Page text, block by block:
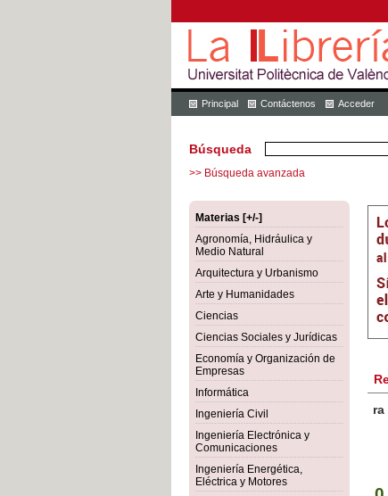
Principal Contáctenos Acceder
Búsqueda
>> Búsqueda avanzada
Materias [+/-]
Agronomía, Hidráulica y
Medio Natural
Arquitectura y Urbanismo
Arte y Humanidades
Ciencias
Ciencias Sociales y Jurídicas
Economía y Organización de
Empresas
Informática
Ingeniería Civil
Ingeniería Electrónica y
Comunicaciones
Ingeniería Energética,
Eléctrica y Motores